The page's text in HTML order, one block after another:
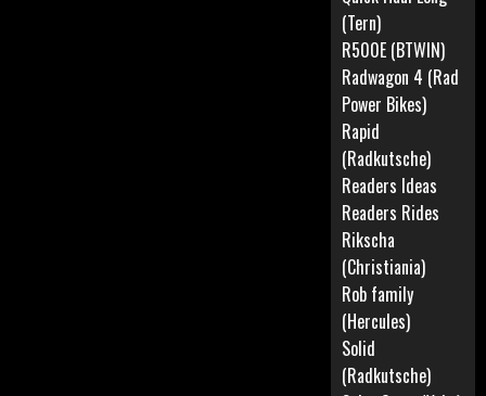
(Tern)
R500E (BTWIN)
Radwagon 4 (Rad
Power Bikes)
Rapid
(Radkutsche)
Readers Ideas
Readers Rides
Rikscha
(Christiania)
Rob family
(Hercules)
Solid
(Radkutsche)